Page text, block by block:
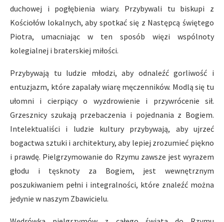
duchowej i pogłębienia wiary. Przybywali tu biskupi z
Kościołów lokalnych, aby spotkać się z Następcą świętego
Piotra, umacniając w ten sposób więzi wspólnoty
kolegialnej i braterskiej miłości.
Przybywają tu ludzie młodzi, aby odnaleźć gorliwość i
entuzjazm, które zapalały wiarę męczenników. Modlą się tu
ułomni i cierpiący o wyzdrowienie i przywrócenie sił.
Grzesznicy szukają przebaczenia i pojednania z Bogiem.
Intelektualiści i ludzie kultury przybywają, aby ujrzeć
bogactwa sztuki i architektury, aby lepiej zrozumieć piękno
i prawdę. Pielgrzymowanie do Rzymu zawsze jest wyrazem
głodu i tęsknoty za Bogiem, jest wewnętrznym
poszukiwaniem pełni i integralności, które znaleźć można
jedynie w naszym Zbawicielu.